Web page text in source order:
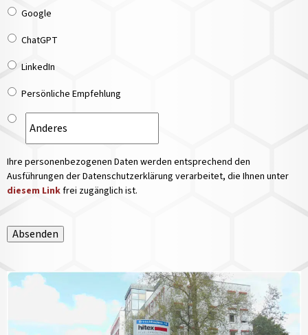
Google
ChatGPT
LinkedIn
Persönliche Empfehlung
Ihre personenbezogenen Daten werden entsprechend den
Ausführungen der Datenschutzerklärung verarbeitet, die Ihnen unter
diesem Linkfrei zugänglich ist.
Absenden